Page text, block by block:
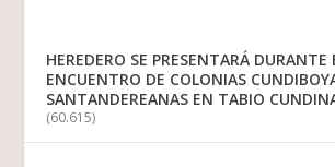
HEREDERO SE PRESENTARÁ DURANTE
ENCUENTRO DE COLONIAS
SANTANDEREANAS EN TABIO
(60.615)